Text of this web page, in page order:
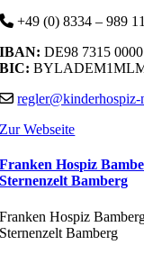
+49 (0) 8334 – 989
IBAN:DE98 7315
BIC:
regler@kinderhospiz-
Zur Webseite
Franken Hospiz
Sternenzelt Bamberg
Franken Hospiz
Sternenzelt Bamberg